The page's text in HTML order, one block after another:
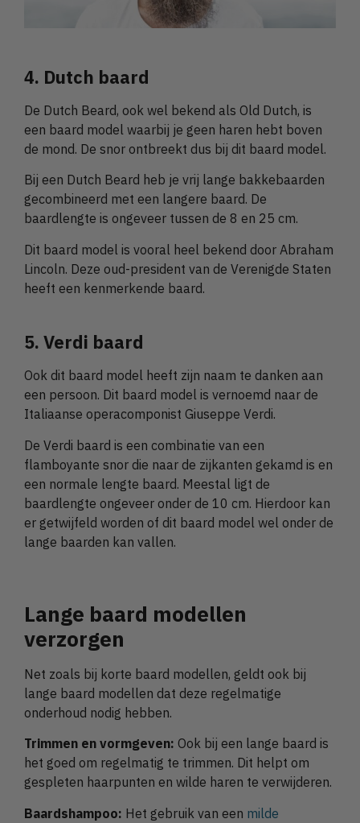
4. Dutch baard
De Dutch Beard, ook wel bekend als Old Dutch, is
een baard model waarbij je geen haren hebt boven
de mond. De snor ontbreekt dus bij dit baard model.
Bij een Dutch Beard heb je vrij lange bakkebaarden
gecombineerd met een langere baard. De
baardlengte is ongeveer tussen de 8 en 25 cm.
Dit baard model is vooral heel bekend door Abraham
Lincoln. Deze oud-president van de Verenigde Staten
heeft een kenmerkende baard.
5. Verdi baard
Ook dit baard model heeft zijn naam te danken aan
een persoon. Dit baard model is vernoemd naar de
Italiaanse operacomponist Giuseppe Verdi.
De Verdi baard is een combinatie van een
flamboyante snor die naar de zijkanten gekamd is en
een normale lengte baard. Meestal ligt de
baardlengte ongeveer onder de 10 cm. Hierdoor kan
er getwijfeld worden of dit baard model wel onder de
lange baarden kan vallen.
Lange baard modellen
verzorgen
Net zoals bij korte baard modellen, geldt ook bij
lange baard modellen dat deze regelmatige
onderhoud nodig hebben.
Trimmen en vormgeven: Ook bij een lange baard is
het goed om regelmatig te trimmen. Dit helpt om
gespleten haarpunten en wilde haren te verwijderen.
Baardshampoo: Het gebruik van een milde